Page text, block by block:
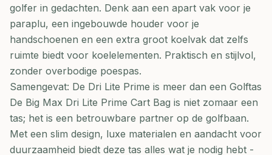
golfer in gedachten. Denk aan een apart vak voor je
paraplu, een ingebouwde houder voor je
handschoenen en een extra groot koelvak dat zelfs
ruimte biedt voor koelelementen. Praktisch en stijlvol,
zonder overbodige poespas.
Samengevat: De Dri Lite Prime is meer dan een Golftas
De Big Max Dri Lite Prime Cart Bag is niet zomaar een
tas; het is een betrouwbare partner op de golfbaan.
Met een slim design, luxe materialen en aandacht voor
duurzaamheid biedt deze tas alles wat je nodig hebt -